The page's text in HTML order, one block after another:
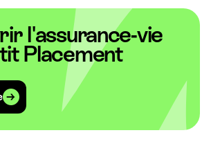
l'assurance-vie
Placement